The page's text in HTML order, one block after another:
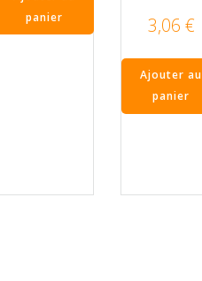
panier
3,06 €
Ajouter au
panier